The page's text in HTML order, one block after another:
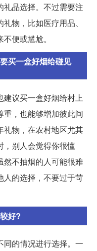
礼品选择。不过需要注
物，比如医疗用品、
便或尴尬。
买一盒好烟给碰见
建议买一盒好烟给村上
重，也能够增加彼此间
礼物，在农村地区尤其
，别人会觉得你很懂
然不抽烟的人可能很难
人的选择，不要过于苛
好?
同的情况进行选择。一